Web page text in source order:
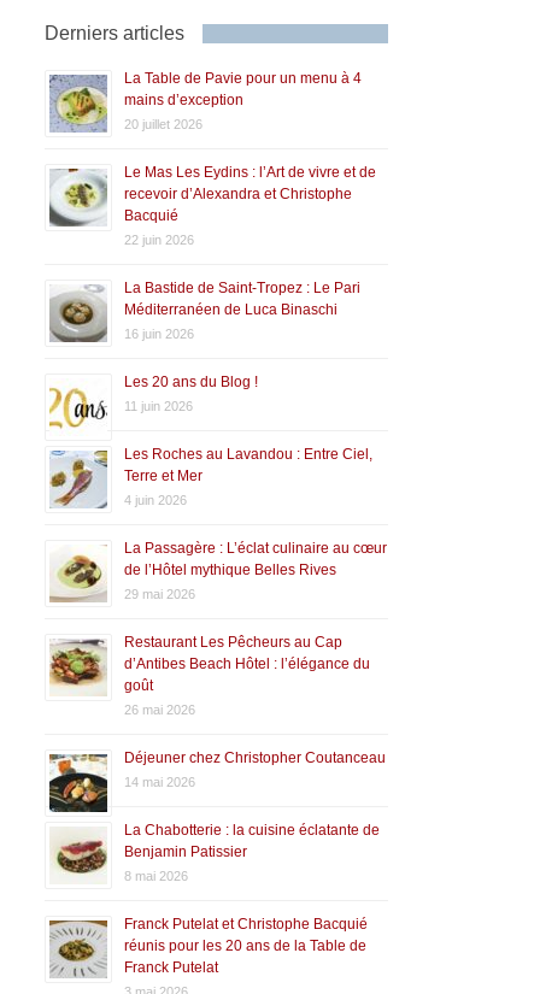
Derniers articles
La Table de Pavie pour un menu à 4
mains d’exception
20 juillet 2026
Le Mas Les Eydins : l’Art de vivre et de
recevoir d’Alexandra et Christophe
Bacquié
22 juin 2026
La Bastide de Saint-Tropez : Le Pari
Méditerranéen de Luca Binaschi
16 juin 2026
Les 20 ans du Blog !
11 juin 2026
Les Roches au Lavandou : Entre Ciel,
Terre et Mer
4 juin 2026
La Passagère : L’éclat culinaire au cœur
de l’Hôtel mythique Belles Rives
29 mai 2026
Restaurant Les Pêcheurs au Cap
d’Antibes Beach Hôtel : l’élégance du
goût
26 mai 2026
Déjeuner chez Christopher Coutanceau
14 mai 2026
La Chabotterie : la cuisine éclatante de
Benjamin Patissier
8 mai 2026
Franck Putelat et Christophe Bacquié
réunis pour les 20 ans de la Table de
Franck Putelat